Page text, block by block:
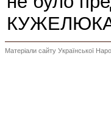
КУЖЕЛЮКА,
Матеріали сайту Української